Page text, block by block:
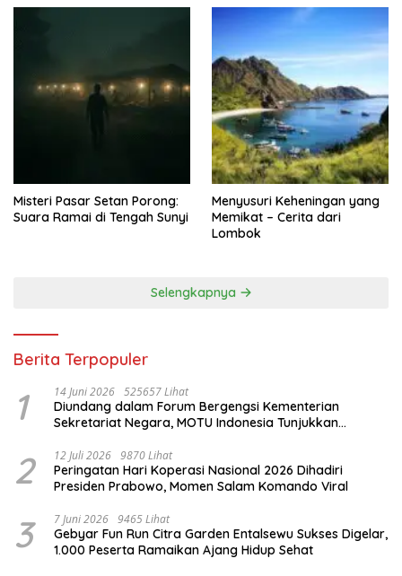
Misteri Pasar Setan Porong:
Suara Ramai di Tengah Sunyi
Menyusuri Keheningan yang
Memikat – Cerita dari
Lombok
Selengkapnya
Berita Terpopuler
1 14 Juni 2026 525657 Lihat
Diundang dalam Forum Bergengsi Kementerian
Sekretariat Negara, MOTU Indonesia Tunjukkan
2 12 Juli 2026 9870 Lihat
Peringatan Hari Koperasi Nasional 2026 Dihadiri
Presiden Prabowo, Momen Salam Komando Viral
3 7 Juni 2026 9465 Lihat
Gebyar Fun Run Citra Garden Entalsewu Sukses Digelar,
1.000 Peserta Ramaikan Ajang Hidup Sehat